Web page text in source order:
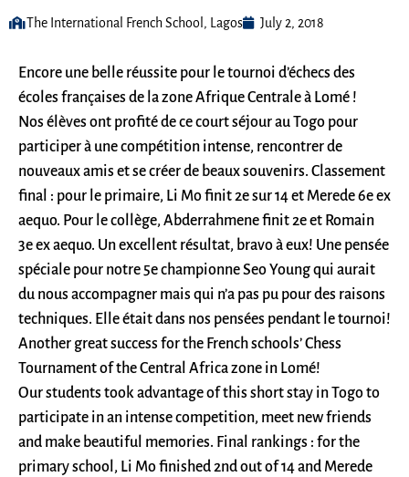
The International French School, Lagos July 2, 2018
Encore une belle réussite pour le tournoi d’échecs des
écoles françaises de la zone Afrique Centrale à Lomé !
Nos élèves ont profité de ce court séjour au Togo pour
participer à une compétition intense, rencontrer de
nouveaux amis et se créer de beaux souvenirs. Classement
final : pour le primaire, Li Mo finit 2e sur 14 et Merede 6e ex
aequo. Pour le collège, Abderrahmene finit 2e et Romain
3e ex aequo. Un excellent résultat, bravo à eux! Une pensée
spéciale pour notre 5e championne Seo Young qui aurait
du nous accompagner mais qui n’a pas pu pour des raisons
techniques. Elle était dans nos pensées pendant le tournoi!
Another great success for the French schools’ Chess
Tournament of the Central Africa zone in Lomé!
Our students took advantage of this short stay in Togo to
participate in an intense competition, meet new friends
and make beautiful memories. Final rankings : for the
primary school, Li Mo finished 2nd out of 14 and Merede